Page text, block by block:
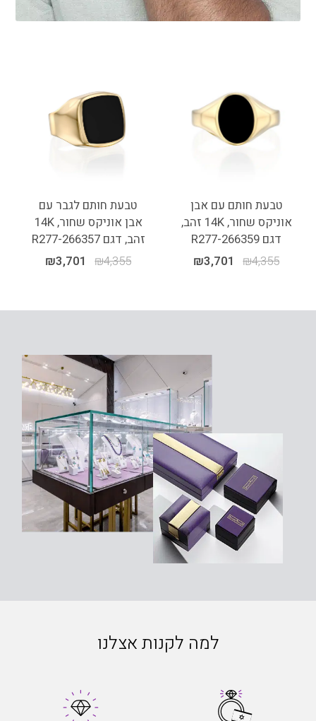
טבעת חותם עם אבן
אוניקס שחור, 14K זהב,
דגם R277-266359
₪4,355
₪3,701
טבעת חותם לגבר עם
אבן אוניקס שחור, 14K
זהב, דגם R277-266357
₪4,355
₪3,701
למה לקנות אצלנו